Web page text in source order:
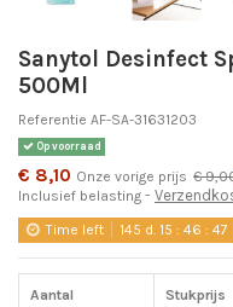
Sanytol Desinfect
500Ml
Referentie AF-SA-31631203
Op voorraad
€ 8,10 Onze vorige prijs €
Inclusief belasting
Time left 145 d. 15 :46 :47
Aantal Stukprijs